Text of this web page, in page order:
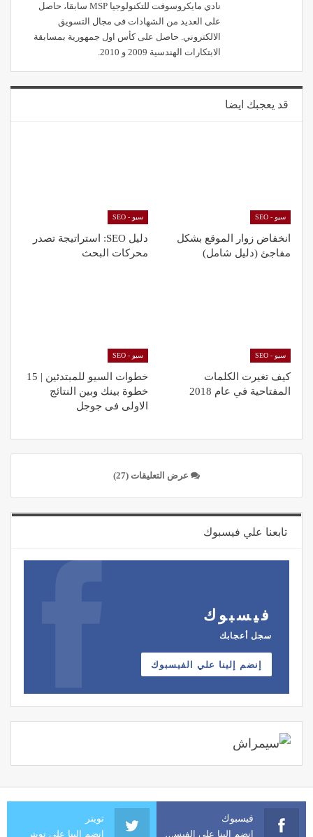
نادي مايكروسوفت للتكنولوجيا MSP سابقا، حاصل
على العديد من الشهادات فى مجال التسويق
الالكتروني. حاصل على كأس اول جمهورية بمسابقة
الابتكارات الهندسية 2009 و 2010.
قد يعجبك ايضا
سيو - SEO
انخفاض زوار الموقع بشكل
مفاجئ (دليل شامل)
سيو - SEO
دليل SEO: استراتيجة تصدر
محركات البحث
سيو - SEO
كيف تغيرت الكلمات
المفتاحية في عام 2018
سيو - SEO
خطوات السيو للمبتدئين | 15
خطوة بينك وبين النتائج
الاولى فى جوجل
عرض التعليقات (27)
تابعنا علي فيسبوك
فيسبوك
سجل أعجابك
إنضم إلينا علي الفيسبوك
فيسبوك
إنضم إلينا علي الفيسبوك
تويتر
إنضم إلينا علي تويتر